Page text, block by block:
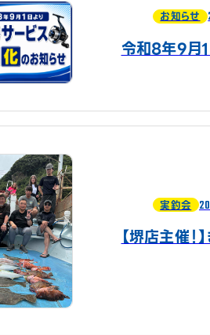
お知らせ
令和8年9月
実釣会
【堺店主催！